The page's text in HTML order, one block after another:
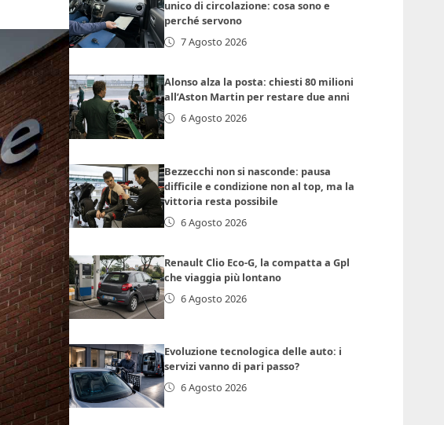
unico di circolazione: cosa sono e
perché servono
7 Agosto 2026
Alonso alza la posta: chiesti 80 milioni
all’Aston Martin per restare due anni
6 Agosto 2026
Bezzecchi non si nasconde: pausa
difficile e condizione non al top, ma la
vittoria resta possibile
6 Agosto 2026
Renault Clio Eco-G, la compatta a Gpl
che viaggia più lontano
6 Agosto 2026
Evoluzione tecnologica delle auto: i
servizi vanno di pari passo?
6 Agosto 2026